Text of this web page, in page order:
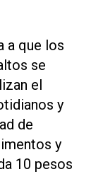
a que los
se
el
y
de
y
10 pesos